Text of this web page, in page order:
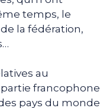
temps, le
la fédération,
au
francophone
pays du monde